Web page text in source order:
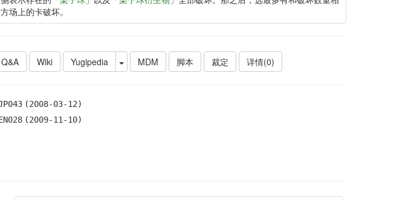
场上的卡破坏。
Q&A Wiki Yugipedia MDM 脚本 裁定 详情(0)
(2008-03-12)
(2009-11-10)